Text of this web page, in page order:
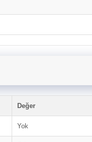
Değer
Yok